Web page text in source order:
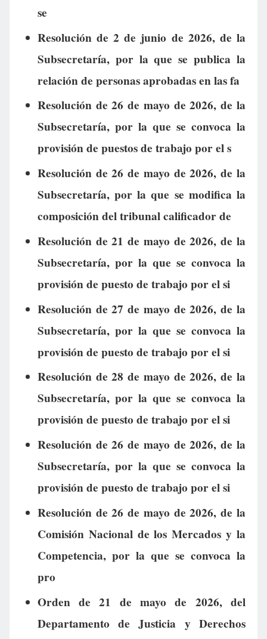
se
Resolución de 2 de junio de 2026, de la
Subsecretaría, por la que se publica la
relación de personas aprobadas en las fa
Resolución de 26 de mayo de 2026, de la
Subsecretaría, por la que se convoca la
provisión de puestos de trabajo por el s
Resolución de 26 de mayo de 2026, de la
Subsecretaría, por la que se modifica la
composición del tribunal calificador de
Resolución de 21 de mayo de 2026, de la
Subsecretaría, por la que se convoca la
provisión de puesto de trabajo por el si
Resolución de 27 de mayo de 2026, de la
Subsecretaría, por la que se convoca la
provisión de puesto de trabajo por el si
Resolución de 28 de mayo de 2026, de la
Subsecretaría, por la que se convoca la
provisión de puesto de trabajo por el si
Resolución de 26 de mayo de 2026, de la
Subsecretaría, por la que se convoca la
provisión de puesto de trabajo por el si
Resolución de 26 de mayo de 2026, de la
Comisión Nacional de los Mercados y la
Competencia, por la que se convoca la
pro
Orden de 21 de mayo de 2026, del
Departamento de Justicia y Derechos